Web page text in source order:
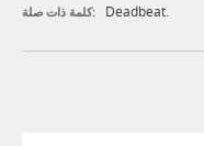
كلمة ذات صلة: Deadbeat.